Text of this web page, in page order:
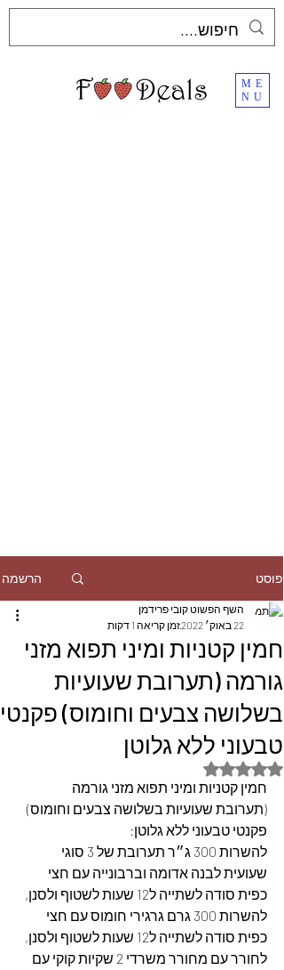
ME
NU
פוסט הרשמה
חמין קטניות ומיני תפוא מזני
גורמה (תערובת שעועיות
בשלושה צבעים וחומוס) פקנטי
טבעוני ללא גלוטן
השף הפשוט קובי פרידמן
22 באוק׳ 2022
זמן קריאה 1 דקות
דירוג של NaN מתוך 5 כוכבים
חמין קטניות ומיני תפוא מזני גורמה
(תערובת שעועיות בשלושה צבעים וחומוס)
פקנטי טבעוני ללא גלוטן:
להשרות 300 ג״ר תערובת של 3 סוגי
שעועית לבנה אדומה וברבונייה עם חצי
כפית סודה לשתייה ל12 שעות לשטוף ולסנן,
להשרות 300 גרם גרגירי חומוס עם חצי
כפית סודה לשתייה ל12 שעות לשטוף ולסנן,
לחורר עם מחורר משרדי 2 שקיות קוקי עם